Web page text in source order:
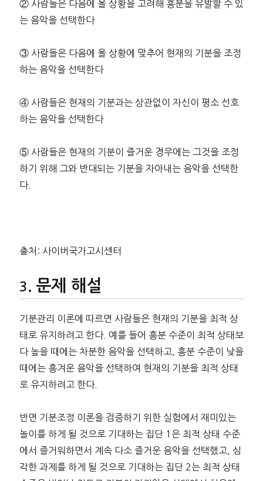
② 사람들은 다음에 올 상황을 고려해 흥분을 유발할 수 있
는 음악을 선택한다
③ 사람들은 다음에 올 상황에 맞추어 현재의 기분을 조정
하는 음악을 선택한다
④ 사람들은 현재의 기분과는 상관없이 자신이 평소 선호
하는 음악을 선택한다
⑤ 사람들은 현재의 기분이 즐거운 경우에는 그것을 조정
하기 위해 그와 반대되는 기분을 자아내는 음악을 선택한
다.
출처: 사이버국가고시센터
문제 해설
기분관리 이론에 따르면 사람들은 현재의 기분을 최적 상
태로 유지하려고 한다. 예를 들어 흥분 수준이 최적 상태보
다 높을 때에는 차분한 음악을 선택하고, 흥분 수준이 낮을
때에는 흥겨운 음악을 선택하여 현재의 기분을 최적 상태
로 유지하려고 한다.
반면 기분조정 이론을 검증하기 위한 실험에서 재미있는
놀이를 하게 될 것으로 기대하는 집단 1은 최적 상태 수준
에서 즐거워하면서 계속 다소 즐거운 음악을 선택했고, 심
각한 과제를 하게 될 것으로 기대하는 집단 2는 최적 상태